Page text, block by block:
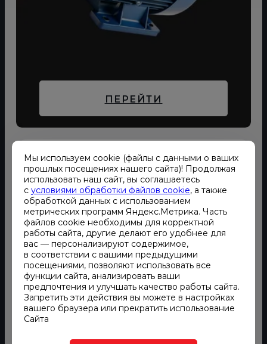
ПЕРЕЙТИ
Дизельный генератор
Дизельный генератор 200 кВт
Мы используем cookie (файлы с данными о ваших
прошлых посещениях нашего сайта)! Продолжая
использовать наш сайт, вы соглашаетесь
с условиями обработки файлов cookie, а также
обработкой данных с использованием
метрических программ Яндекс.Метрика. Часть
файлов cookie необходимы для корректной
работы сайта, другие делают его удобнее для
вас — персонализируют содержимое,
в соответствии с вашими предыдущими
посещениями, позволяют использовать все
функции сайта, анализировать ваши
предпочтения и улучшать качество работы сайта.
Запретить эти действия вы можете в настройках
вашего браузера или прекратить использование
Сайта